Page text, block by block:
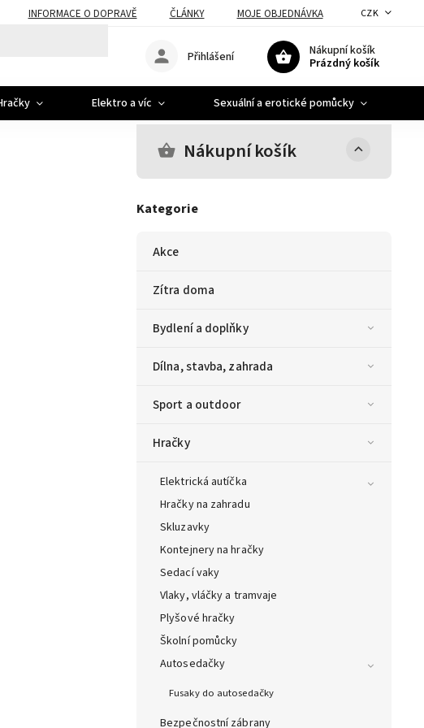
INFORMACE O DOPRAVĚ ČLÁNKY MOJE OBJEDNÁVKA CZK
Nákupní košík
Prázdný košík
Přihlášení
Elektro a víc Sexuální a erotické pomůcky
Nákupní košík
Kategorie
Akce
Zítra doma
Bydlení a doplňky
Dílna, stavba, zahrada
Sport a outdoor
Hračky
Elektrická autíčka
Hračky na zahradu
Skluzavky
Kontejnery na hračky
Sedací vaky
Vlaky, vláčky a tramvaje
Plyšové hračky
Školní pomůcky
Autosedačky
Fusaky do autosedačky
Bezpečnostní zábrany